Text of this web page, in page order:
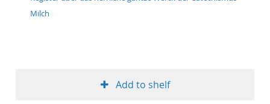
Milch
Add to shelf